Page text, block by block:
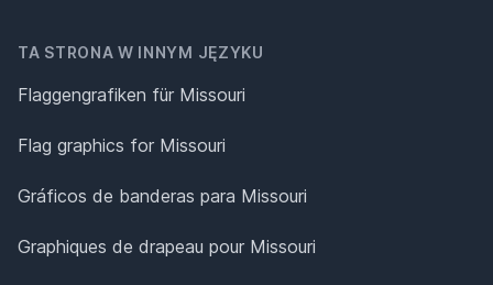
TA STRONA W INNYM JĘZYKU
Flaggengrafiken für Missouri
Flag graphics for Missouri
Gráficos de banderas para Missouri
Graphiques de drapeau pour Missouri